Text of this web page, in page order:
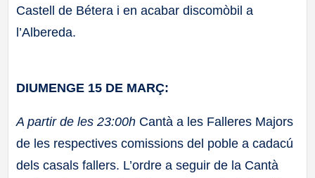
Castell de Bétera i en acabar discomòbil a
l’Albereda.
DIUMENGE 15 DE MARÇ:
A partir de les 23:00h Cantà a les Falleres Majors
de les respectives comissions del poble a cadacú
dels casals fallers. L’ordre a seguir de la Cantà